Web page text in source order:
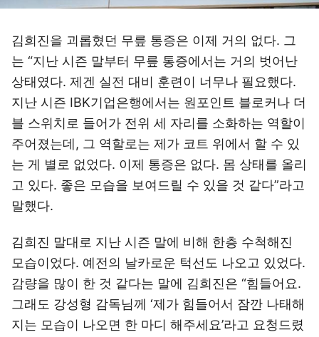
김희진을 괴롭혔던 무릎 통증은 이제 거의 없다. 그
는 “지난 시즌 말부터 무릎 통증에서는 거의 벗어난
상태였다. 제겐 실전 대비 훈련이 너무나 필요했다.
지난 시즌 IBK기업은행에서는 원포인트 블로커나 더
블 스위치로 들어가 전위 세 자리를 소화하는 역할이
주어졌는데, 그 역할로는 제가 코트 위에서 할 수 있
는 게 별로 없었다. 이제 통증은 없다. 몸 상태를 올리
고 있다. 좋은 모습을 보여드릴 수 있을 것 같다”라고
말했다.
김희진 말대로 지난 시즌 말에 비해 한층 수척해진
모습이었다. 예전의 날카로운 턱선도 나오고 있었다.
감량을 많이 한 것 같다는 말에 김희진은 “힘들어요.
그래도 강성형 감독님께 ‘제가 힘들어서 잠깐 나태해
지는 모습이 나오면 한 마디 해주세요’라고 요청드렸